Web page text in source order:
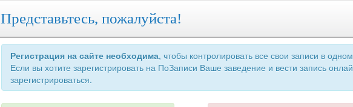
Представьтесь, пожалуйста!
Регистрация на сайте необходима, чтобы контролировать все свои записи в
Если вы хотите зарегистрировать на ПоЗаписи Ваше заведение и вести запись
зарегистрироваться.